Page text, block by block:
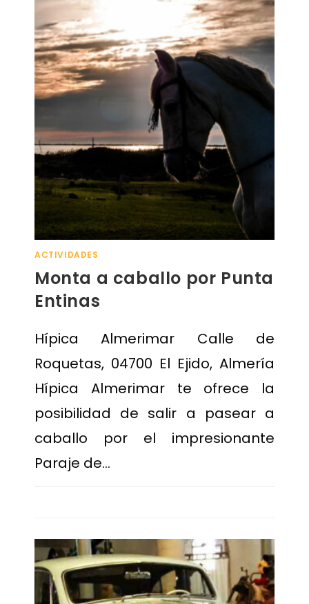
ACTIVIDADES
Monta a caballo por Punta
Entinas
Hípica Almerimar Calle de
Roquetas, 04700 El Ejido, Almería
Hípica Almerimar te ofrece la
posibilidad de salir a pasear a
caballo por el impresionante
Paraje de…